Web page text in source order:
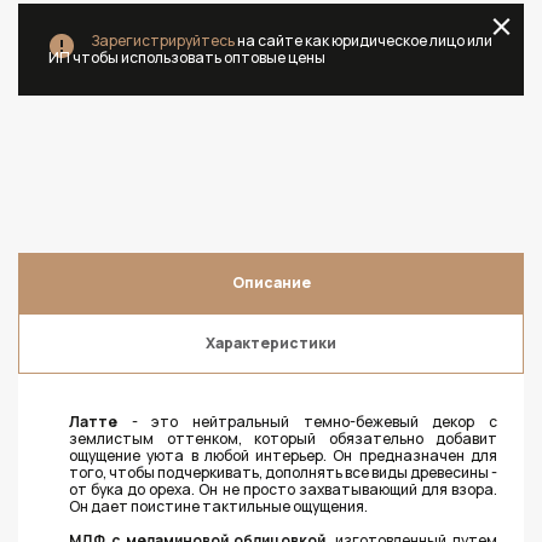
Зарегистрируйтесьна сайте как юридическое лицо или
ИП чтобы использовать оптовые цены
Описание
Характеристики
Латте - это нейтральный темно-бежевый декор с
землистым оттенком, который обязательно добавит
ощущение уюта в любой интерьер. Он предназначен для
того, чтобы подчеркивать, дополнять все виды древесины -
от бука до ореха. Он не просто захватывающий для взора.
Он дает поистине тактильные ощущения.